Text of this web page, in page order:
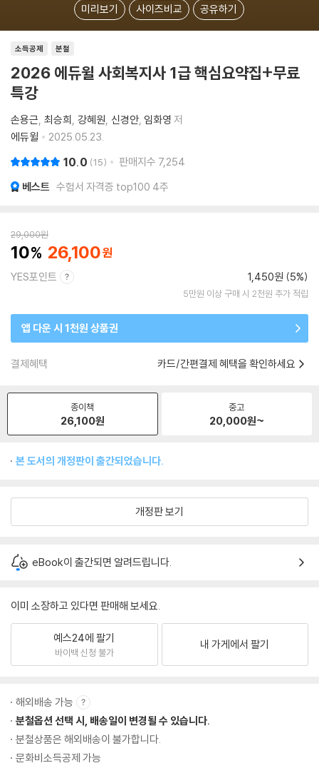
미리보기 사이즈비교 공유하기
소득공제 분철
2026 에듀윌 사회복지사 1급 핵심요약집+무료
특강
손용근 최승희 강혜원 신경안 임화영 저
에듀윌
2025.05.23.
10.0 15 판매지수 7,254
베스트 수험서 자격증 top100 4주
29,000원
10 26,100
YES포인트 1,450원 (5%)
5만원 이상 구매 시 2천원 추가 적립
앱 다운 시 1천원 상품권
결제혜택 카드/간편결제 혜택을 확인하세요
종이책
26,100원
중고
20,000원~
본 도서의 개정판이 출간되었습니다.
개정판 보기
eBook이 출간되면 알려드립니다.
이미 소장하고 있다면 판매해 보세요.
예스24에 팔기
바이백 신청 불가
내 가게에서 팔기
해외배송 가능
분철옵션 선택 시, 배송일이 변경될 수 있습니다.
분철상품은 해외배송이 불가합니다.
문화비소득공제 가능